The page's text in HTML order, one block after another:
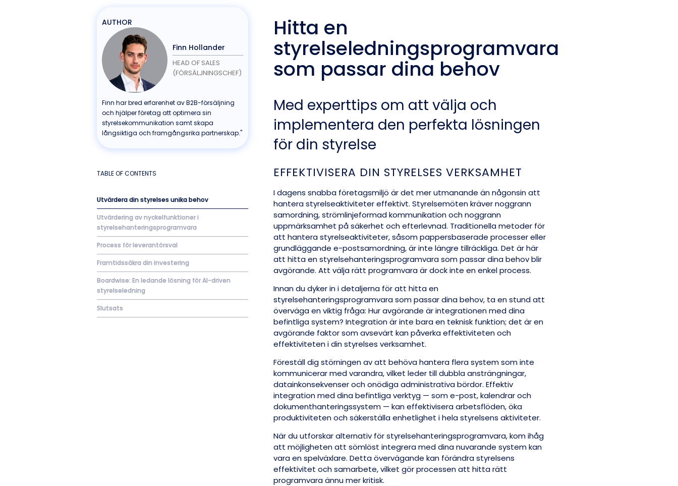
AUTHOR
Finn Hollander
HEAD OF SALES
(FÖRSÄLJNINGSCHEF)
Finn har bred erfarenhet av B2B-försäljning
och hjälper företag att optimera sin
styrelsekommunikation samt skapa
långsiktiga och framgångsrika partnerskap."
TABLE OF CONTENTS
Utvärdera din styrelses unika behov
Utvärdering av nyckelfunktioner i
styrelsehanteringsprogramvara
Process för leverantörsval
Framtidssäkra din investering
Boardwise: En ledande lösning för AI-driven
styrelseledning
Slutsats
Hitta en
styrelseledningsprogramvara
som passar dina behov
Med experttips om att välja och
implementera den perfekta lösningen
för din styrelse
EFFEKTIVISERA DIN STYRELSES VERKSAMHET
I dagens snabba företagsmiljö är det mer utmanande än någonsin att
hantera styrelseaktiviteter effektivt. Styrelsemöten kräver noggrann
samordning, strömlinjeformad kommunikation och noggrann
uppmärksamhet på säkerhet och efterlevnad. Traditionella metoder för
att hantera styrelseaktiviteter, såsom pappersbaserade processer eller
grundläggande e-postsamordning, är inte längre tillräckliga. Det är här
att hitta en styrelsehanteringsprogramvara som passar dina behov blir
avgörande. Att välja rätt programvara är dock inte en enkel process.
Innan du dyker in i detaljerna för att hitta en
styrelsehanteringsprogramvara som passar dina behov, ta en stund att
överväga en viktig fråga: Hur avgörande är integrationen med dina
befintliga system? Integration är inte bara en teknisk funktion; det är en
avgörande faktor som avsevärt kan påverka effektiviteten och
effektiviteten i din styrelses verksamhet.
Föreställ dig störningen av att behöva hantera flera system som inte
kommunicerar med varandra, vilket leder till dubbla ansträngningar,
datainkonsekvenser och onödiga administrativa bördor. Effektiv
integration med dina befintliga verktyg — som e-post, kalendrar och
dokumenthanteringssystem — kan effektivisera arbetsflöden, öka
produktiviteten och säkerställa enhetlighet i hela styrelsens aktiviteter.
När du utforskar alternativ för styrelsehanteringsprogramvara, kom ihåg
att möjligheten att sömlöst integrera med dina nuvarande system kan
vara en spelväxlare. Detta övervägande kan förändra styrelsens
effektivitet och samarbete, vilket gör processen att hitta rätt
programvara ännu mer kritisk.